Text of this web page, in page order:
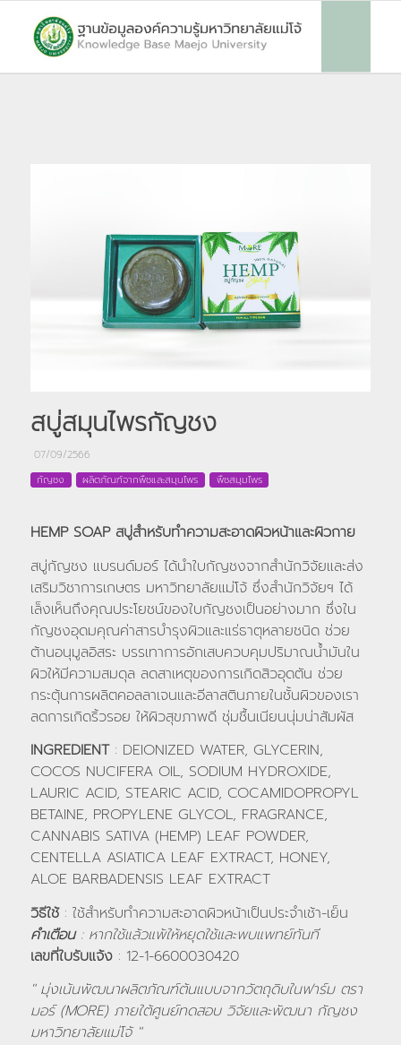
สบู่สมุนไพรกัญชง
07/09/2566
กัญชง
ผลิตภัณฑ์จากพืชและสมุนไพร พืชสมุมไพร
HEMP SOAP สบู่สำหรับทำความสะอาดผิวหน้าและผิวกาย
สบู่กัญชง แบรนด์มอร์ ได้นำใบกัญชงจากสำนักวิจัยและส่ง
เสริมวิชาการเกษตร มหาวิทยาลัยแม่โจ้ ซึ่งสำนักวิจัยฯ ได้
เล็งเห็นถึงคุณประโยชน์ของใบกัญชงเป็นอย่างมาก ซึ่งใน
กัญชงอุดมคุณค่าสารบำรุงผิวและแร่ธาตุหลายชนิด ช่วย
ต้านอนุมูลอิสระ บรรเทาการอักเสบควบคุมปริมาณน้ำมันใน
ผิวให้มีความสมดุล ลดสาเหตุของการเกิดสิวอุดตัน ช่วย
กระตุ้นการผลิตคอลลาเจนและอีลาสตินภายในชั้นผิวของเรา
ลดการเกิดริ้วรอย ให้ผิวสุขภาพดี ชุ่มชื้นเนียนนุ่มน่าสัมผัส
INGREDIENT: DEIONIZED WATER, GLYCERIN,
COCOS NUCIFERA OIL, SODIUM HYDROXIDE,
LAURIC ACID, STEARIC ACID, COCAMIDOPROPYL
BETAINE, PROPYLENE GLYCOL, FRAGRANCE,
CANNABIS SATIVA (HEMP) LEAF POWDER,
CENTELLA ASIATICA LEAF EXTRACT, HONEY,
ALOE BARBADENSIS LEAF EXTRACT
วิธีใช้: ใช้สำหรับทำความสะอาดผิวหน้าเป็นประจำเช้า-เย็น
คำเตือน: หากใช้แล้วแพ้ให้หยุดใช้และพบแพทย์ทันที
เลขที่ใบรับแจ้ง: 12-1-6600030420
" มุ่งเน้นพัฒนาผลิตภัณฑ์ต้นแบบจากวัตถุดิบในฟาร์ม ตรา
มอร์ (MORE) ภายใต้ศูนย์ทดสอบ วิจัยและพัฒนา กัญชง
มหาวิทยาลัยแม่โจ้ "